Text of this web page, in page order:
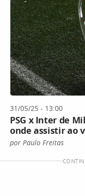
31/05/25 - 13:00
PSG x Inter de
onde assistir ao
por Paulo Freitas